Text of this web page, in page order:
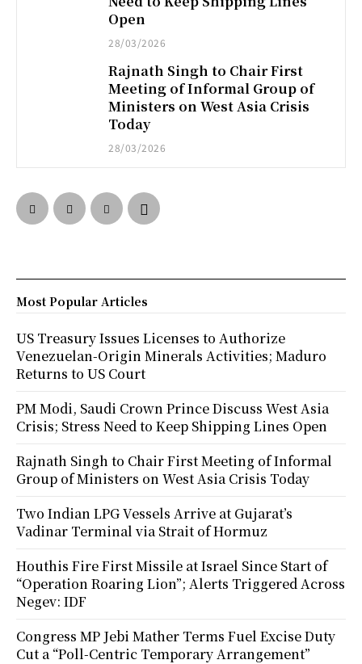
Open
28/03/2026
Rajnath Singh to Chair First
Meeting of Informal Group of
Ministers on West Asia Crisis
Today
28/03/2026
Most Popular Articles
US Treasury Issues Licenses to Authorize
Venezuelan-Origin Minerals Activities; Maduro
Returns to US Court
PM Modi, Saudi Crown Prince Discuss West Asia
Crisis; Stress Need to Keep Shipping Lines Open
Rajnath Singh to Chair First Meeting of Informal
Group of Ministers on West Asia Crisis Today
Two Indian LPG Vessels Arrive at Gujarat’s
Vadinar Terminal via Strait of Hormuz
Houthis Fire First Missile at Israel Since Start of
“Operation Roaring Lion”; Alerts Triggered Across
Negev: IDF
Congress MP Jebi Mather Terms Fuel Excise Duty
Cut a “Poll-Centric Temporary Arrangement”